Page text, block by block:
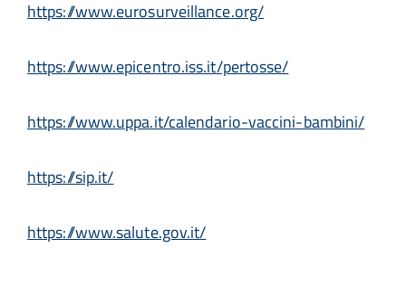
https://www.eurosurveillance.org/
https://www.epicentro.iss.it/pertosse/
https://www.uppa.it/calendario-vaccini-bambini/
https://sip.it/
https://www.salute.gov.it/